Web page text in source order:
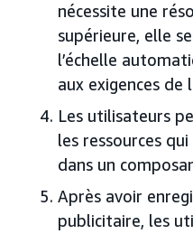
nécessite une
supérieure, elle
l’échelle
aux exigences de
Les utilisateurs
les ressources
dans un
Après avoir
publicitaire, les